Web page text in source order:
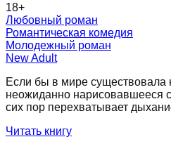
18+
Любовный роман
Романтическая комедия
Молодежный роман
New Adult
Если бы в мире существовала
неожиданно нарисовавшееся
сих пор перехватывает
Читать книгу